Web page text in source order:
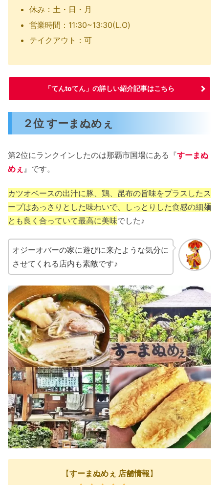
休み：土・日・月
営業時間：11:30~13:30(L.O)
テイクアウト：可
「てんtoてん」の詳しい紹介記事はこちら
２位 すーまぬめぇ
第2位にランクインしたのは那覇市国場にある『すーまぬ
めぇ 』です。
カツオベースの出汁に豚、鶏、昆布の旨味をプラスしたス
ープはあっさりとした味わいで、しっとりした食感の細麺
とも良く合っていて最高に美味でした♪
オジーオバーの家に遊びに来たような気分に
させてくれる店内も素敵です♪
【すーまぬめぇ 店舗情報】